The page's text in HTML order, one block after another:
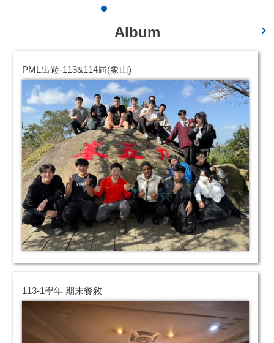
Album
PML出遊-113&114屆(象山)
113-1學年 期末餐敘